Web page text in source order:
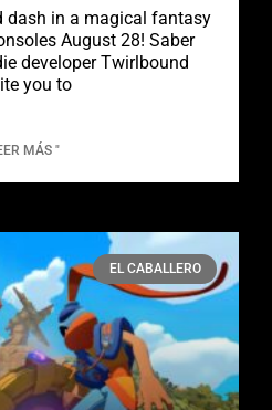
dash in a magical fantasy
August 28! Saber
developer Twirlbound
you to
MÁS "
EL CABALLERO